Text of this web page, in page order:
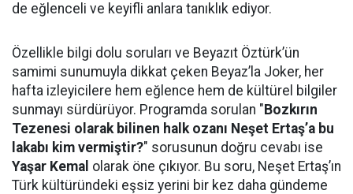
de eğlenceli ve keyifli anlara tanıklık ediyor.
Özellikle bilgi dolu soruları ve Beyazıt Öztürk’ün
samimi sunumuyla dikkat çeken Beyaz’la Joker, her
hafta izleyicilere hem eğlence hem de kültürel bilgiler
sunmayı sürdürüyor. Programda sorulan " Bozkırın
Tezenesi olarak bilinen halk ozanı Neşet Ertaş’a bu
lakabı kim vermiştir?" sorusunun doğru cevabı ise
Yaşar Kemal olarak öne çıkıyor. Bu soru, Neşet Ertaş’ın
Türk kültüründeki eşsiz yerini bir kez daha gündeme